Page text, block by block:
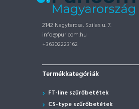
2142 Nagytarcsa, Szilas u. 7.
info@puricom.hu
+36302223162
Termékkategóriák
FT-line szűrőbetétek
CS-type szűrőbetétek